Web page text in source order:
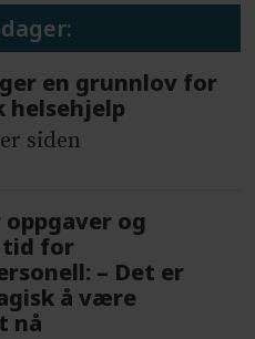
en grunnlov for
helsehjelp
siden
og
for
– Det er
å være
nå